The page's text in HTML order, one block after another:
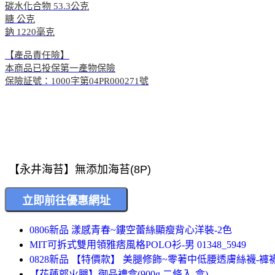
碳水化合物 53.3公克
糖 公克
鈉 1220毫克
【產品責任險】
本商品已投保第一產物保險
保險証號：1000字第04PR000271號
0806新品 漾感青春~鏤空蕾絲顯瘦背心洋裝-2色
MIT可拆式雙用領雅痞風格POLO衫-男 01348_5949
0828新品 【特價款】 美腿修飾~零著中低腰透膚絲襪-褲